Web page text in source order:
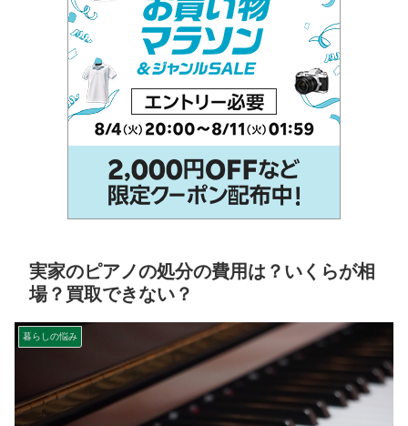
実家のピアノの処分の費用は？いくらが相
場？買取できない？
暮らしの悩み